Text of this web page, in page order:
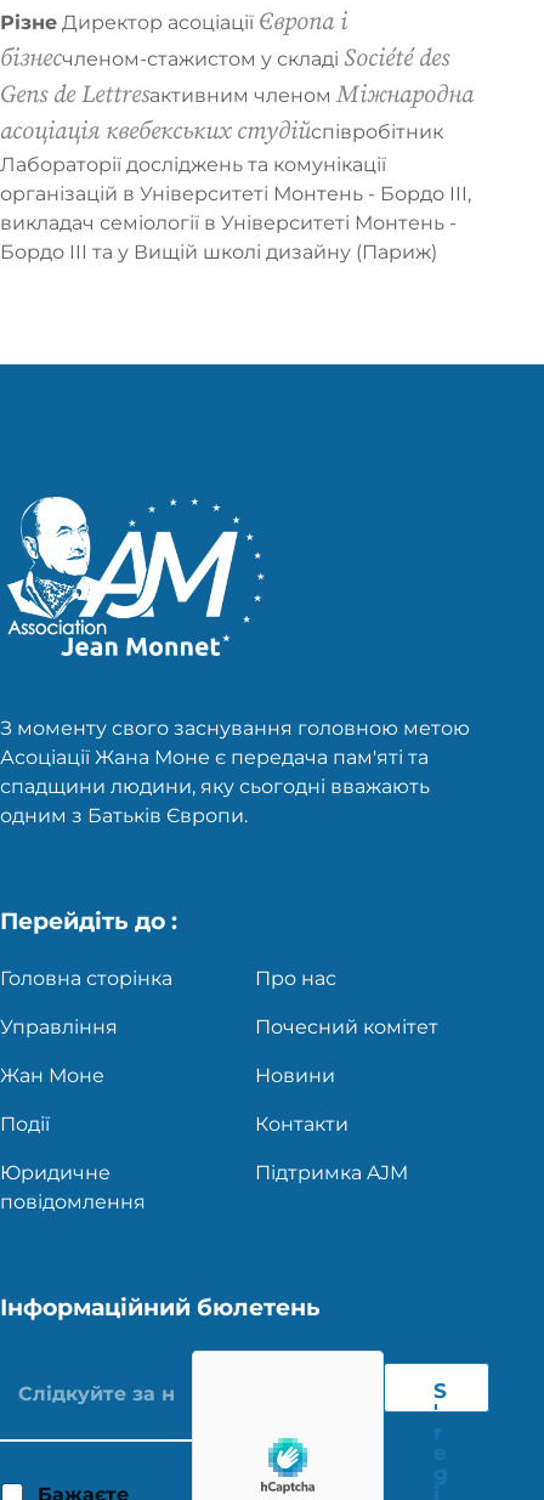
Різне Директор асоціації Європа і
бізнесчленом-стажистом у складі Société des
Gens de Lettresактивним членом Міжнародна
асоціація квебекських студійспівробітник
Лабораторії досліджень та комунікації
організацій в Університеті Монтень - Бордо III,
викладач семіології в Університеті Монтень -
Бордо III та у Вищій школі дизайну (Париж)
З моменту свого заснування головною метою
Асоціації Жана Моне є передача пам'яті та
спадщини людини, яку сьогодні вважають
одним з Батьків Європи.
Перейдіть до :
Головна сторінка Про нас
Управління Почесний комітет
Жан Моне Новини
Події Контакти
Юридичне
повідомлення
Підтримка AJM
Інформаційний бюлетень
Бажаєте
S
'